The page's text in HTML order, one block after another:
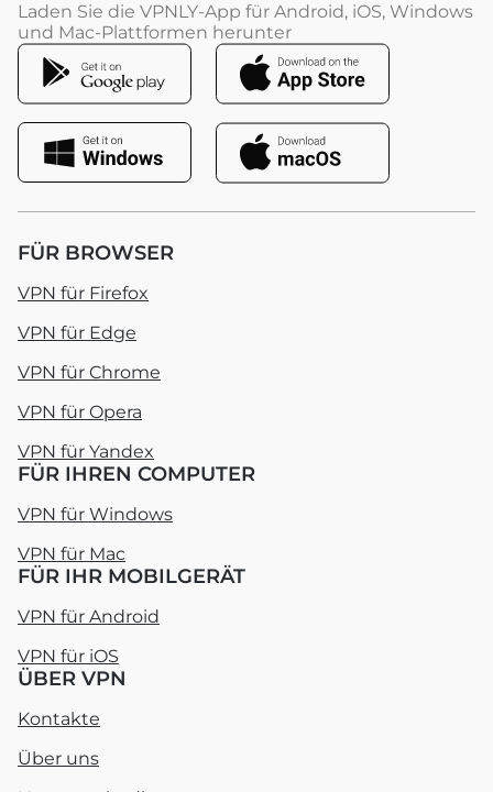
Laden Sie die VPNLY-App für Android, iOS, Windows
und Mac-Plattformen herunter
FÜR BROWSER
VPN für Firefox
VPN für Edge
VPN für Chrome
VPN für Opera
VPN für Yandex
FÜR IHREN COMPUTER
VPN für Windows
VPN für Mac
FÜR IHR MOBILGERÄT
VPN für Android
VPN für iOS
ÜBER VPN
Kontakte
Über uns